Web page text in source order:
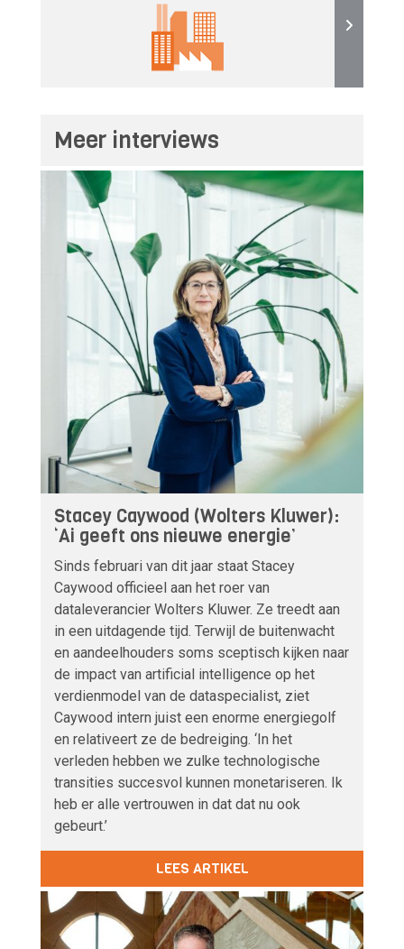
Meer interviews
Stacey Caywood (Wolters Kluwer):
‘Ai geeft ons nieuwe energie’
Sinds februari van dit jaar staat Stacey
Caywood officieel aan het roer van
dataleverancier Wolters Kluwer. Ze treedt aan
in een uitdagende tijd. Terwijl de buitenwacht
en aandeelhouders soms sceptisch kijken naar
de impact van artificial intelligence op het
verdienmodel van de dataspecialist, ziet
Caywood intern juist een enorme energiegolf
en relativeert ze de bedreiging. ‘In het
verleden hebben we zulke technologische
transities succesvol kunnen monetariseren. Ik
heb er alle vertrouwen in dat dat nu ook
gebeurt.’
LEES ARTIKEL